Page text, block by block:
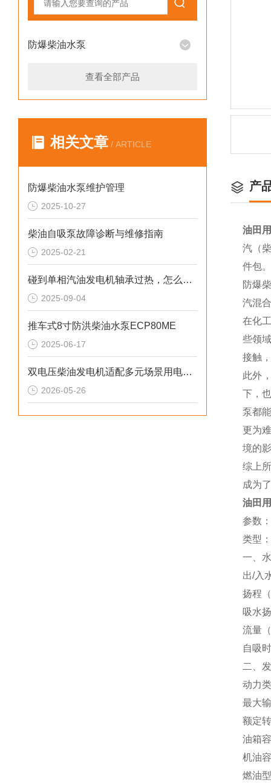
防爆柴油水泵
查看全部产品
相关文章 / ARTICLE
防爆柴油水泵维护管理
2025-10-27
柴油自吸泵故障诊断与维修指南
2025-02-21
碰到单相汽油发电机轴承过热，怎么处理
2025-09-04
推车式8寸防洪柴油水泵ECP80ME
2025-06-17
双电压柴油发电机适配多元场景用电需求
2026-05-26
产
油田
汽（
件包。
防爆
汽混
在化
些领
接触
此外
下，
泵都
更为
境的
综上
成为
油田
参数：
类型
一、
出/入
扬程
吸水
流量
自吸
二、
动力
最大
额定
油箱
机油
燃油